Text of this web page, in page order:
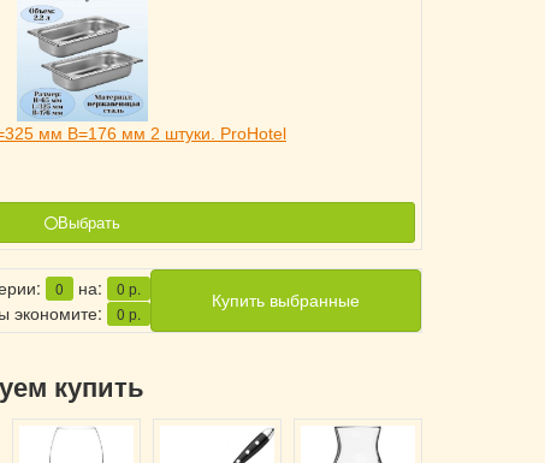
мм B=176 мм 2 штуки. ProHotel
Выбрать
0 на: 0 р.
экономите: 0 р.
Купить выбранные
купить